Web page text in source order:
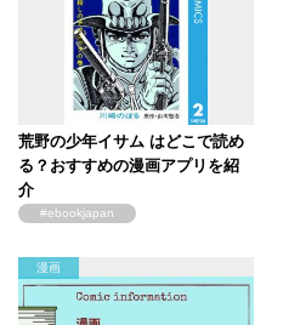
荒野の少年イサム はどこで読め
る？おすすめの漫画アプリを紹
介
#ebookjapan
漫画